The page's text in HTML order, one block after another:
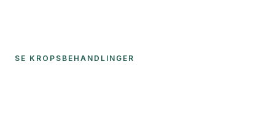
SE KROPSBEHANDLINGER